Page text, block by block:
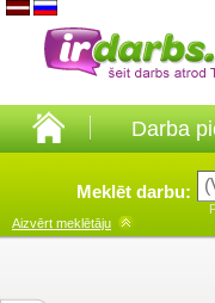
Darba
Meklēt darbu:
Aizvērt meklētāju